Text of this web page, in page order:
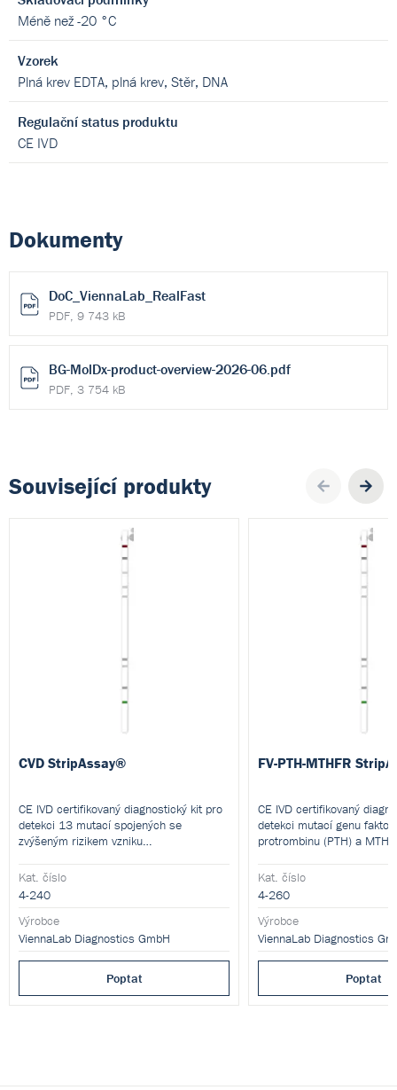
Méně než -20 °C
Vzorek
Plná krev EDTA, plná krev, Stěr, DNA
Regulační status produktu
CE IVD
Dokumenty
DoC_ViennaLab_RealFast
PDF, 9 743 kB
BG-MolDx-product-overview-2026-06.pdf
PDF, 3 754 kB
Související produkty
CVD StripAssay®
CE IVD certifikovaný diagnostický kit pro
detekci 13 mutací spojených se
zvýšeným rizikem vzniku
atherosklerózy.
Kat. číslo
4-240
Výrobce
ViennaLab Diagnostics GmbH
Poptat
FV-PTH-MTHFR
CE IVD certifikovaný
detekci mutací genu
protrombinu (PTH) a
reverzní hybridizace. 20
Kat. číslo
4-260
Výrobce
ViennaLab Diagnostics
Poptat